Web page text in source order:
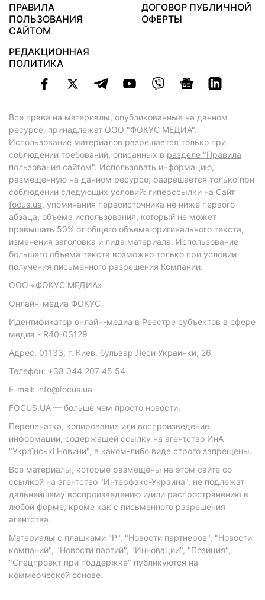
ПРАВИЛА
ПОЛЬЗОВАНИЯ
САЙТОМ
ДОГОВОР ПУБЛИЧНОЙ
ОФЕРТЫ
РЕДАКЦИОННАЯ
ПОЛИТИКА
Все права на материалы, опубликованные на данном
ресурсе, принадлежат ООО "ФОКУС МЕДИА".
Использование материалов разрешается только при
соблюдении требований, описанных в разделе "Правила
пользования сайтом". Использовать информацию,
размещенную на данном ресурсе, разрешается только при
соблюдении следующих условий: гиперссылки на Сайт
focus.ua, упоминания первоисточника не ниже первого
абзаца, объема использования, который не может
превышать 50% от общего объема оригинального текста,
изменения заголовка и лида материала. Использование
большего объема текста возможно только при условии
получения письменного разрешения Компании.
ООО «ФОКУС МЕДИА»
Онлайн-медиа ФОКУС
Идентификатор онлайн-медиа в Реестре субъектов в сфере
медиа - R40-03129
Адрес: 01133, г. Киев, бульвар Леси Украинки, 26
Телефон: +38 044 207 45 54
E-mail: info@focus.ua
FOCUS.UA — больше чем просто новости.
Перепечатка, копирование или воспроизведение
информации, содержащей ссылку на агентство ИнА
"Українські Новини", в каком-либо виде строго запрещены.
Все материалы, которые размещены на этом сайте со
ссылкой на агентство "Интерфакс-Украина", не подлежат
дальнейшему воспроизведению и/или распространению в
любой форме, кроме как с письменного разрешения
агентства.
Материалы с плашками "Р", "Новости партнеров", "Новости
компаний", "Новости партий", "Инновации", "Позиция",
"Спецпроект при поддержке" публикуются на
коммерческой основе.